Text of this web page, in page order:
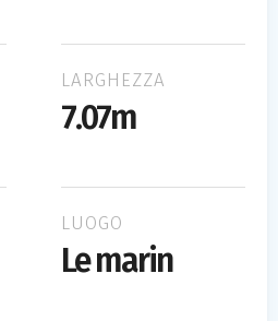
LARGHEZZA
7.07m
LUOGO
Le marin